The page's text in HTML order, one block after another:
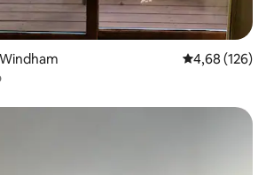
Gemiddelde
4,68 (126)